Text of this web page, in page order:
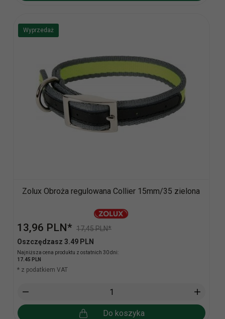
Wyprzedaż
Zolux Obroża regulowana Collier 15mm/35 zielona
13,96 PLN* 17,45 PLN*
Oszczędzasz 3.49 PLN
Najniższa cena produktu z ostatnich 30 dni:
17.45 PLN
* z podatkiem VAT
Do koszyka